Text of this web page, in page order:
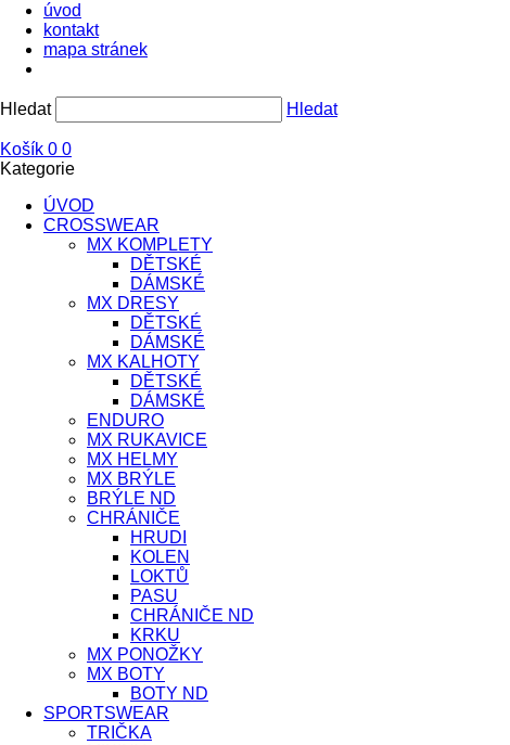
úvod
kontakt
mapa stránek
Hledat Hledat
Košík 0 0
Kategorie
ÚVOD
CROSSWEAR
MX KOMPLETY
DĚTSKÉ
DÁMSKÉ
MX DRESY
DĚTSKÉ
DÁMSKÉ
MX KALHOTY
DĚTSKÉ
DÁMSKÉ
ENDURO
MX RUKAVICE
MX HELMY
MX BRÝLE
BRÝLE ND
CHRÁNIČE
HRUDI
KOLEN
LOKTŮ
PASU
CHRÁNIČE ND
KRKU
MX PONOŽKY
MX BOTY
BOTY ND
SPORTSWEAR
TRIČKA